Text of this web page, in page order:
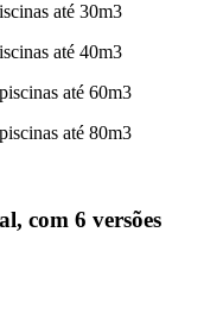
até 30m3
até 40m3
até 60m3
até 80m3
com 6 versões